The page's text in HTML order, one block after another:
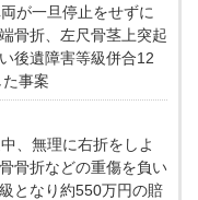
が一旦停止をせずに
骨折、左尺骨茎上突起
後遺障害等級併合12
事案
、無理に右折をしよ
骨折などの重傷を負い
となり約550万円の賠